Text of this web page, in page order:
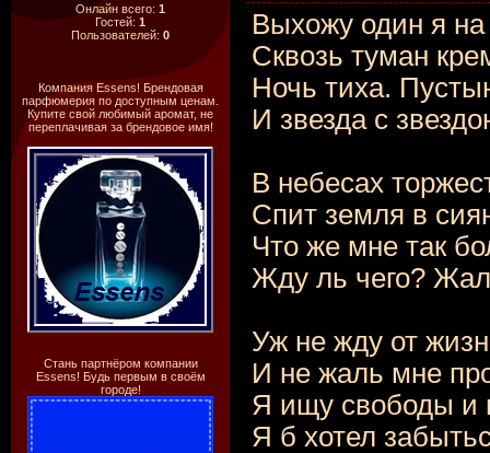
Онлайн всего: 1
Гостей: 1
Пользователей: 0
Компания Essens! Брендовая
парфюмерия по доступным ценам.
Купите свой любимый аромат, не
переплачивая за брендовое имя!
Стань партнёром компании
Essens! Будь первым в своём
городе!
Выхожу один я на
Сквозь туман
Ночь тиха.
И звезда с
В небесах
Спит земля в
Что же мне так
Жду ль чего?
Уж не жду от
И не жаль мне
Я ищу свободы и
Я б хотел